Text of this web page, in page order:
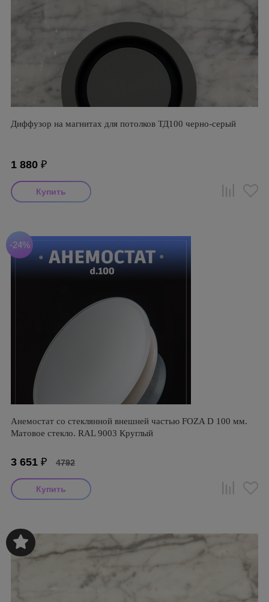
Диффузор на магнитах для потолков ТД100 черно-серый
1 880 ₽
-24%
Анемостат со стеклянной внешней частью FOZA D 100 мм.
Матовое стекло. RAL 9003 Круглый
3 651 ₽ 4792